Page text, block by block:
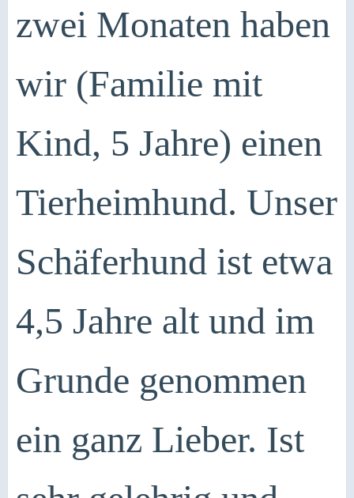
zwei Monaten haben
wir (Familie mit
Kind, 5 Jahre) einen
Tierheimhund. Unser
Schäferhund ist etwa
4,5 Jahre alt und im
Grunde genommen
ein ganz Lieber. Ist